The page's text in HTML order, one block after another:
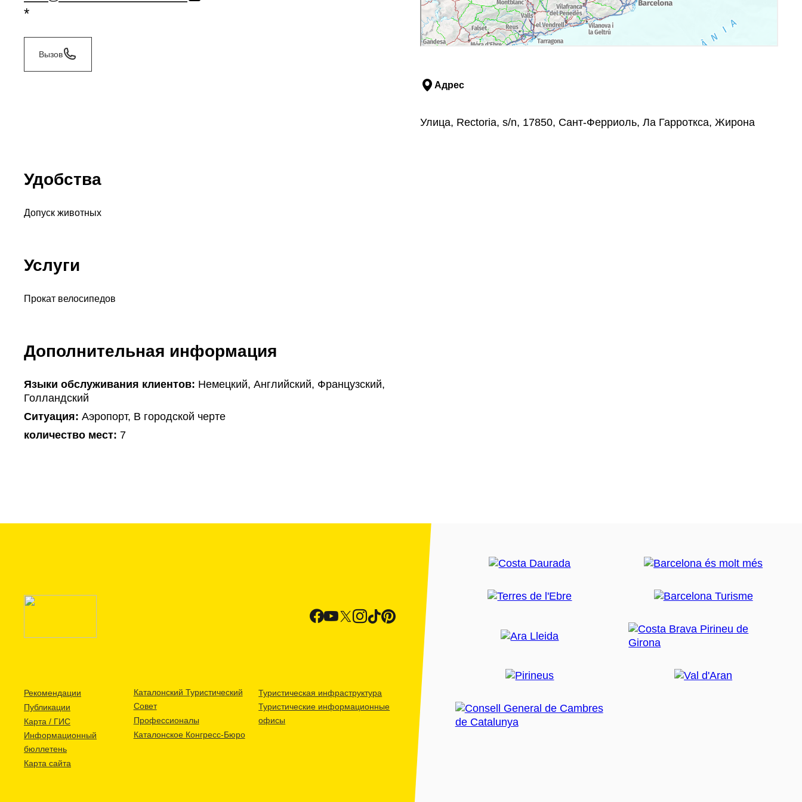
*
Вызов
Адрес
Улица, Rectoria, s/n, 17850, Сант-Ферриоль, Ла Гарроткса, Жирона
Удобства
Допуск животных
Услуги
Прокат велосипедов
Дополнительная информация
Языки обслуживания клиентов: Немецкий, Английский, Французский,
Голландский
Ситуация: Аэропорт, В городской черте
количество мест: 7
Рекомендации
Публикации
Карта / ГИС
Информационный
бюллетень
Карта сайта
Каталонский Туристический
Совет
Профессионалы
Каталонское Конгресс-Бюро
Туристическая инфраструктура
Туристические информационные
офисы